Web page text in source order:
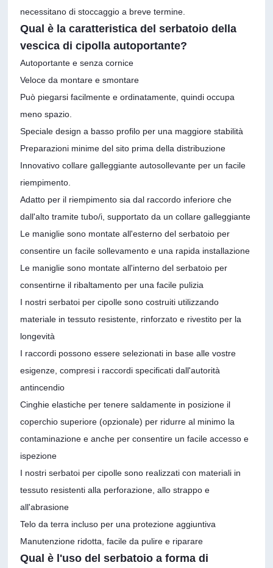
necessitano di stoccaggio a breve termine.
Qual è la caratteristica del serbatoio della
vescica di cipolla autoportante?
Autoportante e senza cornice
Veloce da montare e smontare
Può piegarsi facilmente e ordinatamente, quindi occupa
meno spazio.
Speciale design a basso profilo per una maggiore stabilità
Preparazioni minime del sito prima della distribuzione
Innovativo collare galleggiante autosollevante per un facile
riempimento.
Adatto per il riempimento sia dal raccordo inferiore che
dall'alto tramite tubo/i, supportato da un collare galleggiante
Le maniglie sono montate all'esterno del serbatoio per
consentire un facile sollevamento e una rapida installazione
Le maniglie sono montate all'interno del serbatoio per
consentirne il ribaltamento per una facile pulizia
I nostri serbatoi per cipolle sono costruiti utilizzando
materiale in tessuto resistente, rinforzato e rivestito per la
longevità
I raccordi possono essere selezionati in base alle vostre
esigenze, compresi i raccordi specificati dall'autorità
antincendio
Cinghie elastiche per tenere saldamente in posizione il
coperchio superiore (opzionale) per ridurre al minimo la
contaminazione e anche per consentire un facile accesso e
ispezione
I nostri serbatoi per cipolle sono realizzati con materiali in
tessuto resistenti alla perforazione, allo strappo e
all'abrasione
Telo da terra incluso per una protezione aggiuntiva
Manutenzione ridotta, facile da pulire e riparare
Qual è l'uso del serbatoio a forma di